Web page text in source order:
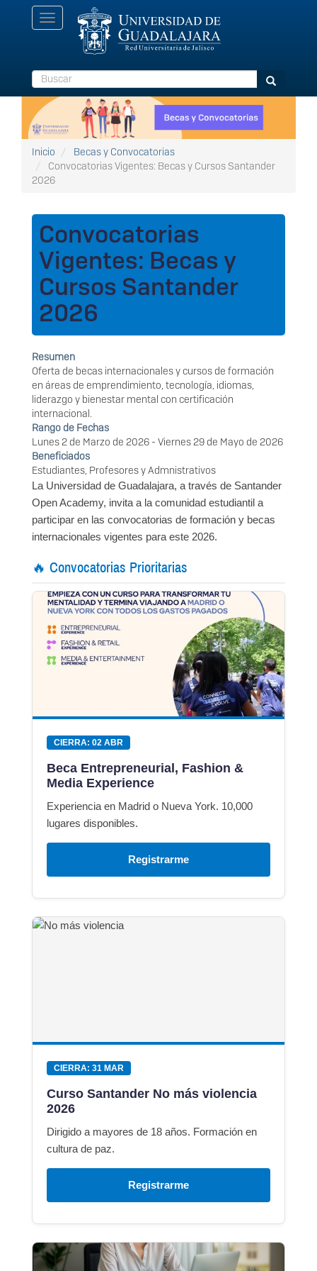
Toggle
navigation
Buscar Buscar
Inicio
Becas y Convocatorias
Convocatorias Vigentes: Becas y Cursos Santander
2026
Convocatorias
Vigentes: Becas y
Cursos Santander
2026
Resumen
Oferta de becas internacionales y cursos de formación
en áreas de emprendimiento, tecnología, idiomas,
liderazgo y bienestar mental con certificación
internacional.
Rango de Fechas
Lunes 2 de Marzo de 2026 - Viernes 29 de Mayo de 2026
Beneficiados
Estudiantes, Profesores y Admnistrativos
La Universidad de Guadalajara, a través de Santander
Open Academy, invita a la comunidad estudiantil a
participar en las convocatorias de formación y becas
internacionales vigentes para este 2026.
🔥 Convocatorias Prioritarias
CIERRA: 02 ABR
Beca Entrepreneurial, Fashion &
Media Experience
Experiencia en Madrid o Nueva York. 10,000
lugares disponibles.
Registrarme
CIERRA: 31 MAR
Curso Santander No más violencia
2026
Dirigido a mayores de 18 años. Formación en
cultura de paz.
Registrarme